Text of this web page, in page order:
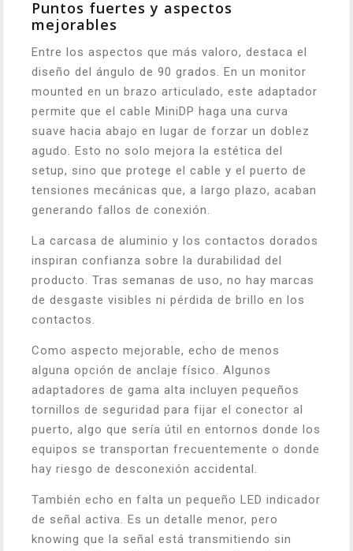
Puntos fuertes y aspectos
mejorables
Entre los aspectos que más valoro, destaca el
diseño del ángulo de 90 grados. En un monitor
mounted en un brazo articulado, este adaptador
permite que el cable MiniDP haga una curva
suave hacia abajo en lugar de forzar un doblez
agudo. Esto no solo mejora la estética del
setup, sino que protege el cable y el puerto de
tensiones mecánicas que, a largo plazo, acaban
generando fallos de conexión.
La carcasa de aluminio y los contactos dorados
inspiran confianza sobre la durabilidad del
producto. Tras semanas de uso, no hay marcas
de desgaste visibles ni pérdida de brillo en los
contactos.
Como aspecto mejorable, echo de menos
alguna opción de anclaje físico. Algunos
adaptadores de gama alta incluyen pequeños
tornillos de seguridad para fijar el conector al
puerto, algo que sería útil en entornos donde los
equipos se transportan frecuentemente o donde
hay riesgo de desconexión accidental.
También echo en falta un pequeño LED indicador
de señal activa. Es un detalle menor, pero
knowing que la señal está transmitiendo sin